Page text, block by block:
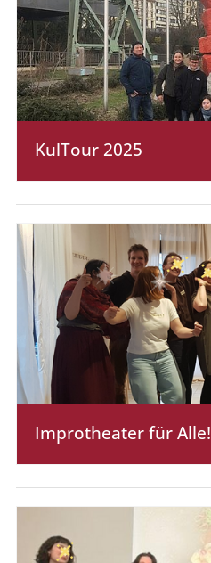
KulTour 2025
Improtheater für Alle!